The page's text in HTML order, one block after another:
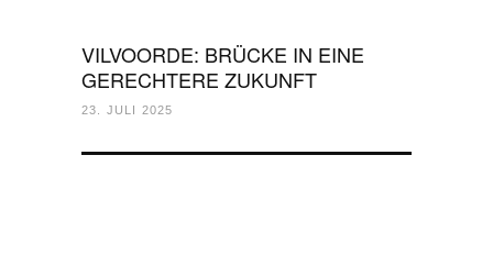
VILVOORDE: BRÜCKE IN EINE
GERECHTERE ZUKUNFT
23. JULI 2025